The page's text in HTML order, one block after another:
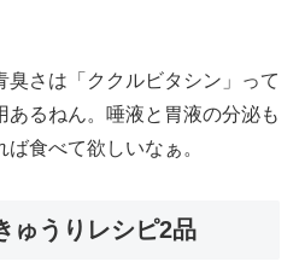
さは「ククルビタシン」って
あるねん。唾液と胃液の分泌も
食べて欲しいなぁ。
ゅうりレシピ2品